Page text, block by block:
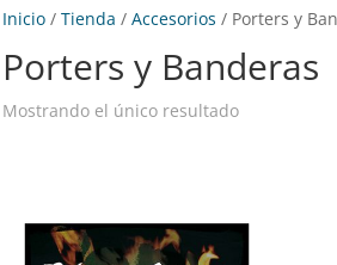
Inicio /Tienda /Accesorios / Porters y
Porters y Banderas
Mostrando el único resultado